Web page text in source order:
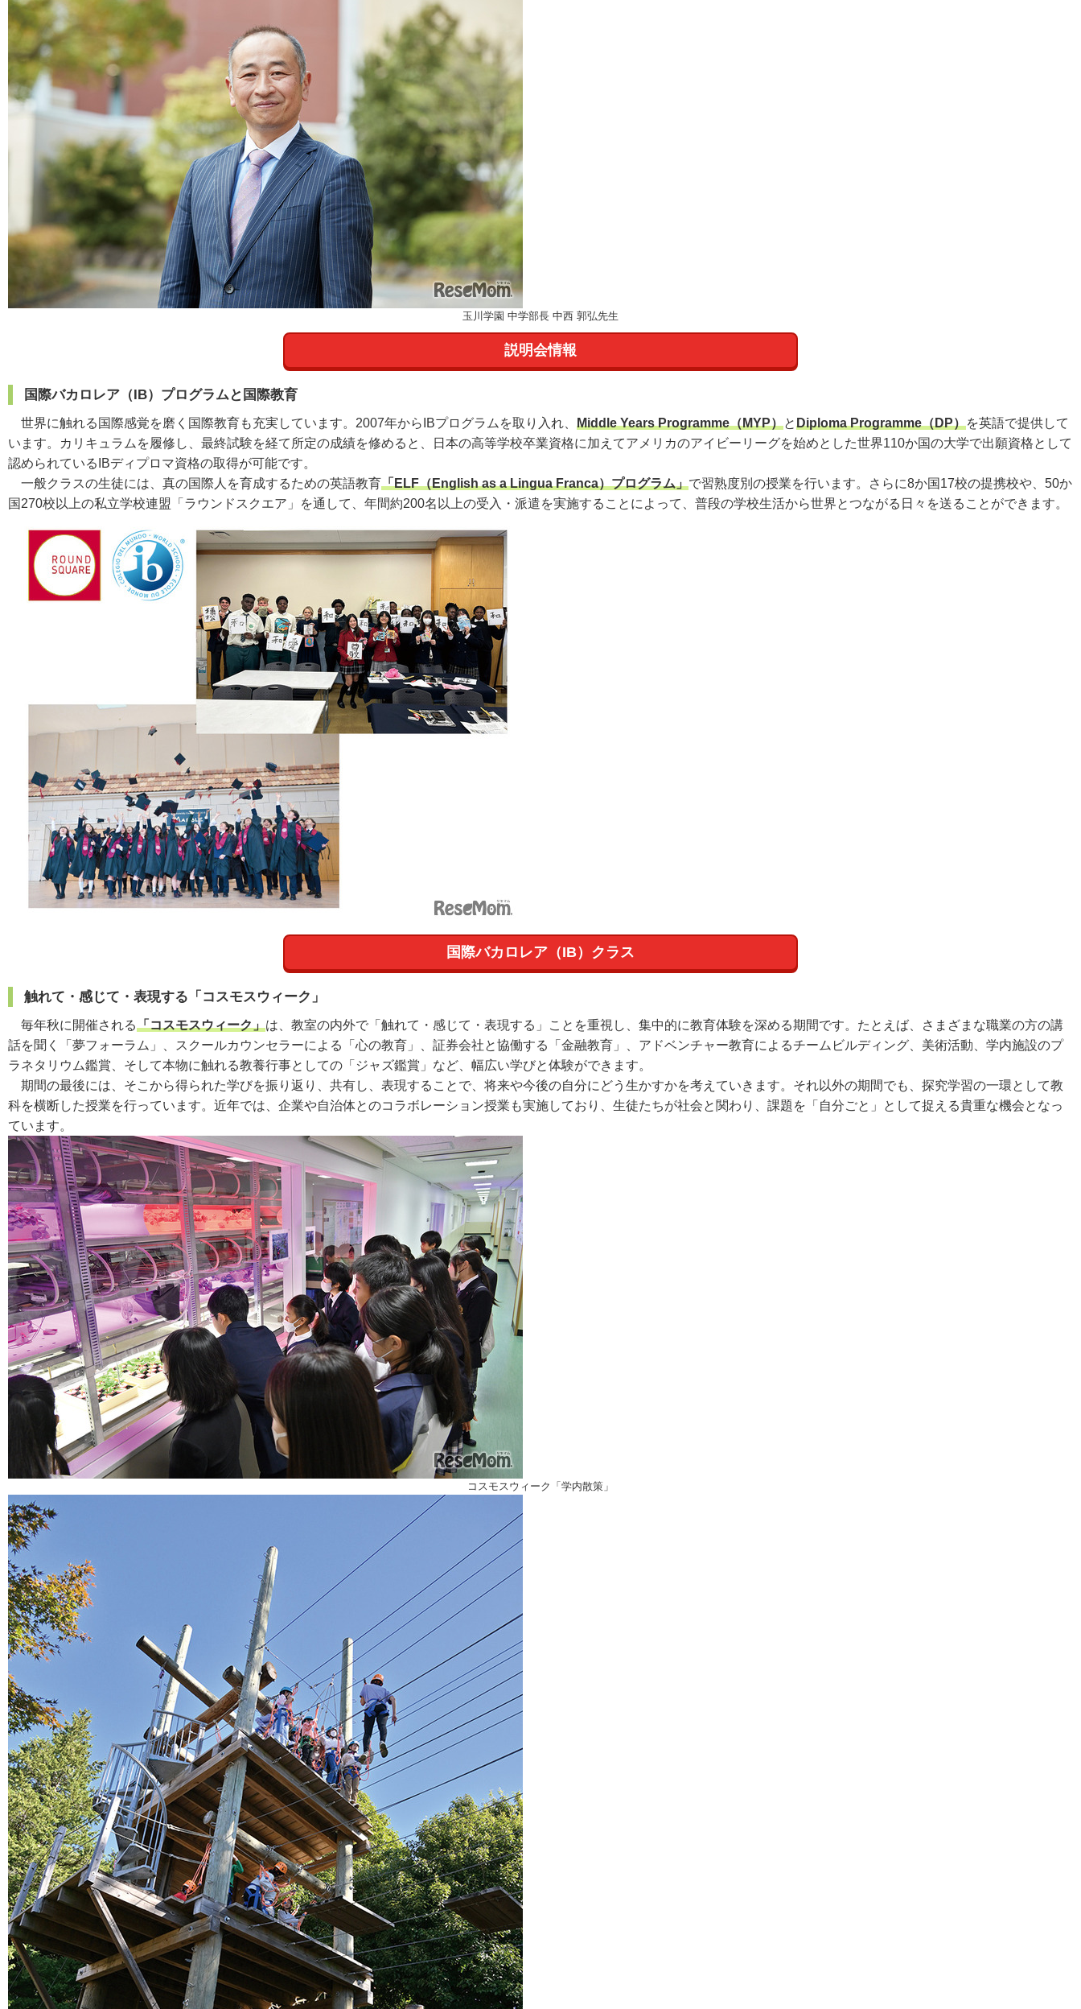
玉川学園 中学部長 中西 郭弘先生
説明会情報
国際バカロレア（IB）プログラムと国際教育
世界に触れる国際感覚を磨く国際教育も充実しています。2007年からIBプログラムを取り入れ、 Middle Years Programme（MYP）とDiploma Programme（DP）を英語で提供して
います。カリキュラムを履修し、最終試験を経て所定の成績を修めると、日本の高等学校卒業資格に加えてアメリカのアイビーリーグを始めとした世界110か国の大学で出願資格として
認められているIBディプロマ資格の取得が可能です。
一般クラスの生徒には、真の国際人を育成するための英語教育「ELF（English as a Lingua Franca）プログラム」で習熟度別の授業を行います。さらに8か国17校の提携校や、50か
国270校以上の私立学校連盟「ラウンドスクエア」を通して、年間約200名以上の受入・派遣を実施することによって、普段の学校生活から世界とつながる日々を送ることができます。
国際バカロレア（IB）クラス
触れて・感じて・表現する「コスモスウィーク」
毎年秋に開催される「コスモスウィーク」は、教室の内外で「触れて・感じて・表現する」ことを重視し、集中的に教育体験を深める期間です。たとえば、さまざまな職業の方の講
話を聞く「夢フォーラム」、スクールカウンセラーによる「心の教育」、証券会社と協働する「金融教育」、アドベンチャー教育によるチームビルディング、美術活動、学内施設のプ
ラネタリウム鑑賞、そして本物に触れる教養行事としての「ジャズ鑑賞」など、幅広い学びと体験ができます。
期間の最後には、そこから得られた学びを振り返り、共有し、表現することで、将来や今後の自分にどう生かすかを考えていきます。それ以外の期間でも、探究学習の一環として教
科を横断した授業を行っています。近年では、企業や自治体とのコラボレーション授業も実施しており、生徒たちが社会と関わり、課題を「自分ごと」として捉える貴重な機会となっ
ています。
コスモスウィーク「学内散策」